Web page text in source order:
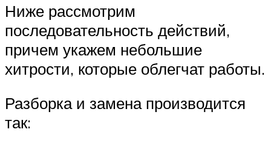
Ниже рассмотрим
последовательность действий,
причем укажем небольшие
хитрости, которые облегчат работы.
Разборка и замена производится
так: